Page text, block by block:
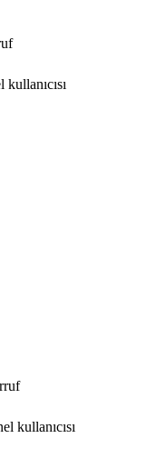
kullanıcısı